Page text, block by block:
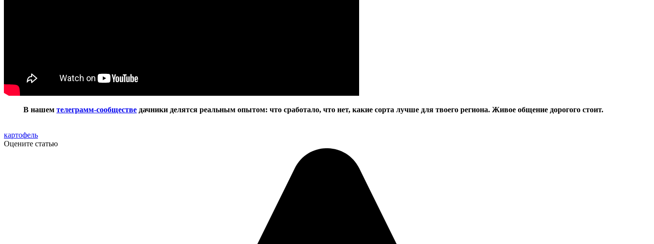
В нашем телеграмм-сообществе дачники делятся реальным опытом: что сработало, что нет, какие сорта лучше для твоего региона. Живое общение дорогого стоит.
картофель
Оцените статью